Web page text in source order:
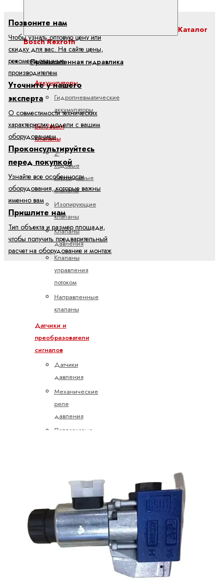
Каталог
Bosch Rexroth
Промышленная гидравлика
Аккумуляторы
Гидропневматические
аккумуляторы
Вкл/выкл
клапаны
2-
ходовые
картриджные
клапаны
Изолирующие
клапаны
Клапаны
давления
Клапаны
управления
потоком
Направленные
клапаны
Датчики и
преобразователи
сигналов
Датчики
давления
Механические
реле
давления
Поплавковые
поршневые
двигатели
Радиально-
поршневые
двигатели
Позвоните нам
Чтобы узнать оптовую цену или
скидку для вас. На сайте цены,
рекомендованные
производителем
Уточните у нашего
эксперта
О совместимости технических
характеристик модели с вашим
оборудованием
Проконсультируйтесь
перед покупкой
Узнайте все особенности
оборудования, которые важны
именно вам
Пришлите нам
Тип объекта и размер площади,
чтобы получить предварительный
расчет на оборудование и монтаж